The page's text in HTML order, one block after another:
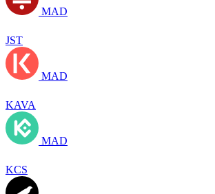
MAD
JST
MAD
KAVA
MAD
KCS